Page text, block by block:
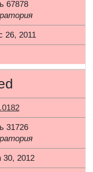
67878
26, 2011
31726
30, 2012